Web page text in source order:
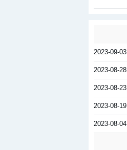
2023-09-03
2023-08-28
2023-08-23
2023-08-19
2023-08-04